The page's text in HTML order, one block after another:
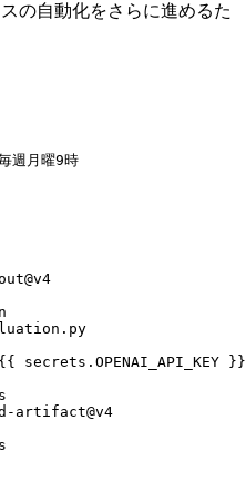
の自動化をさらに進めるた
月曜9時
secrets.OPENAI_API_KEY }}
artifact@v4